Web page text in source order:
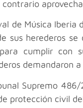
de Música
sus herederos
cumplir con
demandaron
Supremo
protección civil